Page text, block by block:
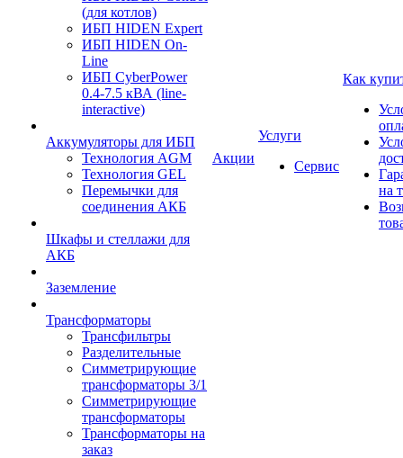
(для котлов)
ИБП HIDEN Expert
ИБП HIDEN On-
Line
ИБП CyberPower
0.4-7.5 кВА (line-
interactive)
Аккумуляторы для ИБП
Технология AGM
Технология GEL
Перемычки для
соединения АКБ
Шкафы и стеллажи для
АКБ
Заземление
Трансформаторы
Трансфильтры
Разделительные
Симметрирующие
трансформаторы 3/1
Симметрирующие
трансформаторы
Трансформаторы на
заказ
Акции
Услуги
Сервис
Как
на